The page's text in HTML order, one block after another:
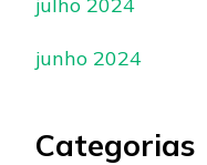
junho 2024
Categorias